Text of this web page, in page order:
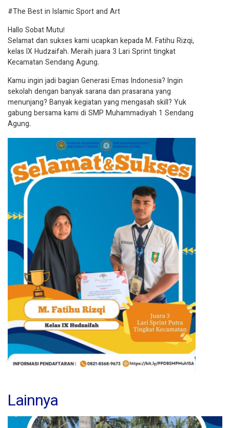
#The Best in Islamic Sport and Art
Hallo Sobat Mutu!
Selamat dan sukses kami ucapkan kepada M. Fatihu Rizqi,
kelas IX Hudzaifah. Meraih juara 3 Lari Sprint tingkat
Kecamatan Sendang Agung.
Kamu ingin jadi bagian Generasi Emas Indonesia? Ingin
sekolah dengan banyak sarana dan prasarana yang
menunjang? Banyak kegiatan yang mengasah skill? Yuk
gabung bersama kami di SMP Muhammadiyah 1 Sendang
Agung.
Lainnya